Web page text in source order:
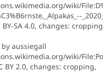
wiki/
BY-SA 4.0, changes:
aussiegall
wiki/
BY 2.0, changes: cropping,